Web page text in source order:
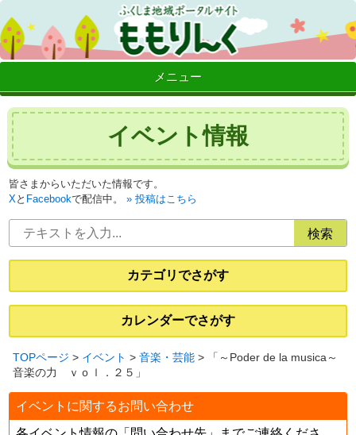
メニュー
イベント情報
皆さまからいただいた情報です。
Xと Facebookで配信中。 投稿はこちら
カテゴリでさがす
カレンダーでさがす
TOPページ > イベント >音楽・芸能 > 「～Poder de la musica～
音楽の力 ｖｏｌ．２５」
イベントに関するお問い合わせ